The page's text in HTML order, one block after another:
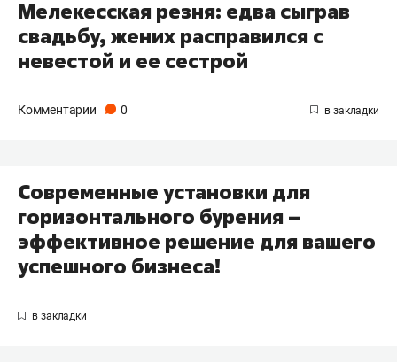
Мелекесская резня: едва сыграв
свадьбу, жених расправился с
невестой и ее сестрой
Комментарии 0
Современные установки для
горизонтального бурения –
эффективное решение для вашего
успешного бизнеса!